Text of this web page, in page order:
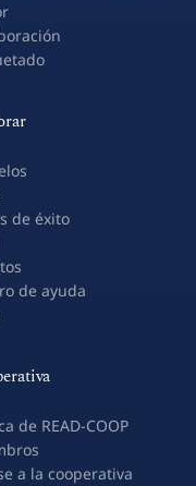
de éxito
de ayuda
de READ-COOP
a la cooperativa